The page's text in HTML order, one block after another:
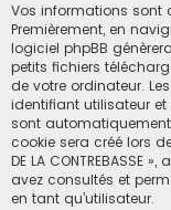
Vos informations sont
Premièrement, en
logiciel phpBB
petits fichiers
de votre ordinateur.
identifiant utilisateur
sont
cookie sera créé lors
DE LA
avez consultés et
en tant qu’utilisateur.